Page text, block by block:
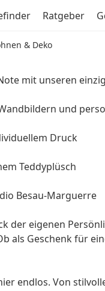
Ratgeber
& Deko
mit unseren
und
Druck
Teddyplüsch
Besau-Marguerre
der eigenen
als Geschenk für
endlos. Von